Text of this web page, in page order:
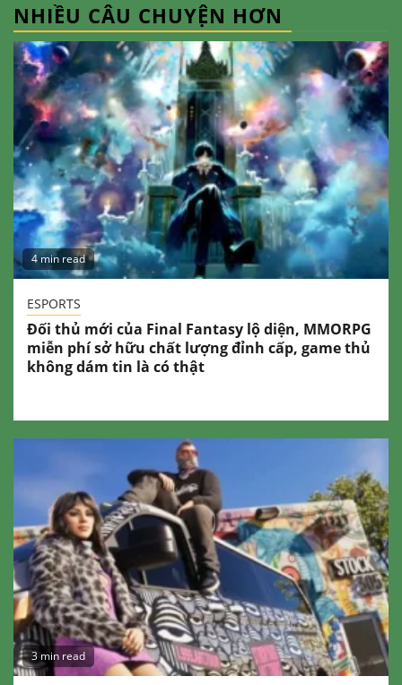
NHIỀU CÂU CHUYỆN HƠN
4 min read
ESPORTS
Đối thủ mới của Final Fantasy lộ diện, MMORPG
miễn phí sở hữu chất lượng đỉnh cấp, game thủ
không dám tin là có thật
3 min read